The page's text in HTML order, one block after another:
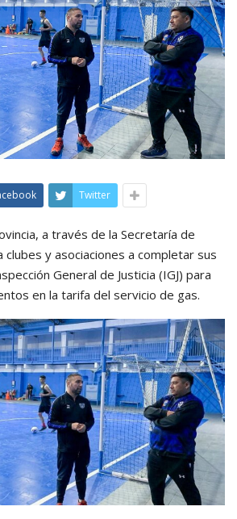
Twitter
a través de la Secretaría de
clubes y asociaciones a completar sus
General de Justicia (IGJ) para
en la tarifa del servicio de gas.